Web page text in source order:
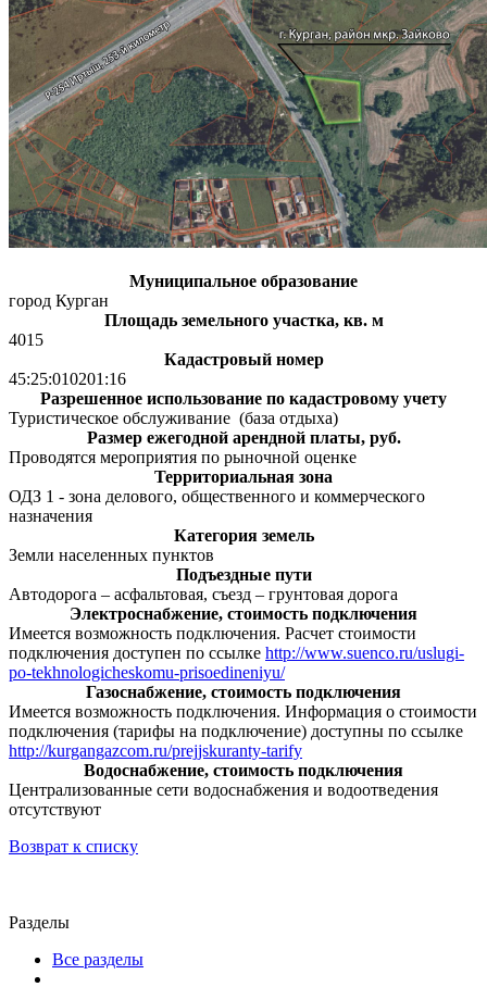
Муниципальное образование
город Курган
Площадь земельного участка, кв. м
4015
Кадастровый номер
45:25:010201:16
Разрешенное использование по кадастровому учету
Туристическое обслуживание (база отдыха)
Размер ежегодной арендной платы, руб.
Проводятся мероприятия по рыночной оценке
Территориальная зона
ОДЗ 1 - зона делового, общественного и коммерческого
назначения
Категория земель
Земли населенных пунктов
Подъездные пути
Автодорога – асфальтовая, съезд – грунтовая дорога
Электроснабжение, стоимость подключения
Имеется возможность подключения. Расчет стоимости
подключения доступен по ссылке http://www.suenco.ru/uslugi-
po-tekhnologicheskomu-prisoedineniyu/
Газоснабжение, стоимость подключения
Имеется возможность подключения. Информация о стоимости
подключения (тарифы на подключение) доступны по ссылке
http://kurgangazcom.ru/prejjskuranty-tarify
Водоснабжение, стоимость подключения
Централизованные сети водоснабжения и водоотведения
отсутствуют
Возврат к списку
Разделы
Все разделы